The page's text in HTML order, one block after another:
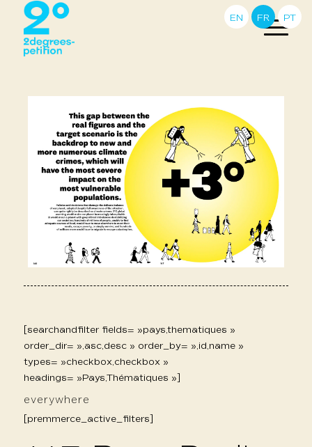
[searchandfilter fields= »pays,thematiques »
order_dir= »,asc,desc » order_by= »,id,name »
types= »checkbox,checkbox »
headings= »Pays,Thématiques »]
everywhere
[premmerce_active_filters]
EN FR PT